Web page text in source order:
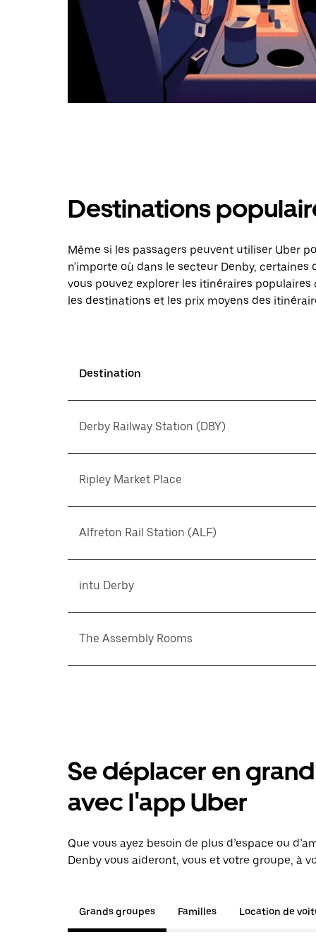
Destinations
Même si les passagers peuvent utiliser Uber
n'importe où dans le secteur Denby,
vous pouvez explorer les itinéraires
les destinations et les prix moyens des
Destination
Derby Railway Station (DBY)
Ripley Market Place
Alfreton Rail Station (ALF)
intu Derby
The Assembly Rooms
Se déplacer en
avec l'app Uber
Que vous ayez besoin de plus d’espace ou
Denby vous aideront, vous et votre groupe, à
Grands groupes Familles Location de